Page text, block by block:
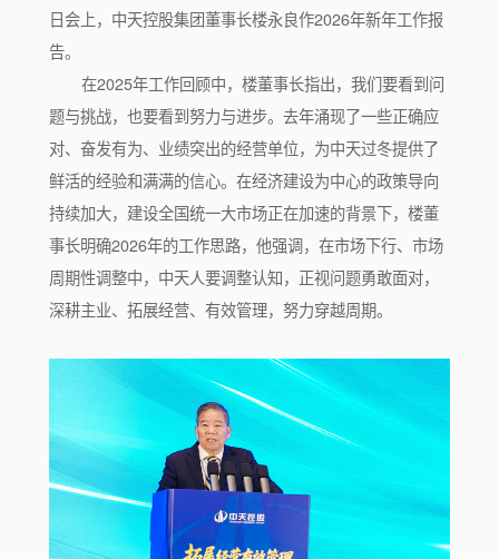
日会上，中天控股集团董事长楼永良作2026年新年工作报
告。
在2025年工作回顾中，楼董事长指出，我们要看到问
题与挑战，也要看到努力与进步。去年涌现了一些正确应
对、奋发有为、业绩突出的经营单位，为中天过冬提供了
鲜活的经验和满满的信心。在经济建设为中心的政策导向
持续加大，建设全国统一大市场正在加速的背景下，楼董
事长明确2026年的工作思路，他强调，在市场下行、市场
周期性调整中，中天人要调整认知，正视问题勇敢面对，
深耕主业、拓展经营、有效管理，努力穿越周期。